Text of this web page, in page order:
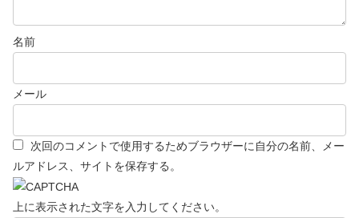
名前
メール
次回のコメントで使用するためブラウザーに自分の名前、メー
ルアドレス、サイトを保存する。
上に表示された文字を入力してください。